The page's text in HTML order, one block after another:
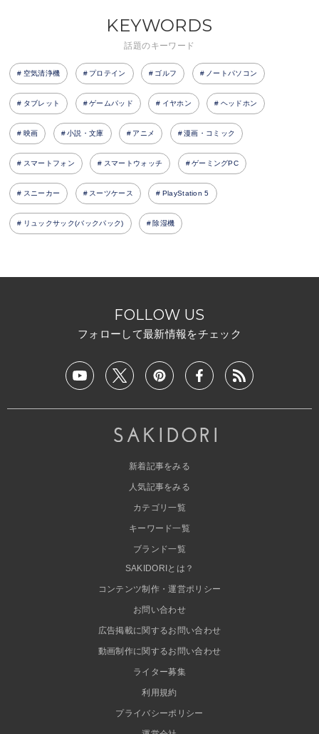
KEYWORDS
話題のキーワード
空気清浄機 プロテイン ゴルフ ノートパソコン
タブレット ゲームパッド イヤホン ヘッドホン
映画 小説・文庫 アニメ 漫画・コミック
スマートフォン スマートウォッチ ゲーミングPC
スニーカー スーツケース PlayStation 5
リュックサック(バックパック) 除湿機
FOLLOW US
フォローして最新情報をチェック
新着記事をみる
人気記事をみる
カテゴリ一覧
キーワード一覧
ブランド一覧
SAKIDORIとは？
コンテンツ制作・運営ポリシー
お問い合わせ
広告掲載に関するお問い合わせ
動画制作に関するお問い合わせ
ライター募集
利用規約
プライバシーポリシー